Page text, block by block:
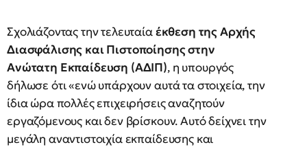
Σχολιάζοντας την τελευταίαέκθεση της Αρχής
Διασφάλισης και Πιστοποίησης στην
Ανώτατη Εκπαίδευση (ΑΔΙΠ), η υπουργός
δήλωσε ότι «ενώ υπάρχουν αυτά τα στοιχεία, την
ίδια ώρα πολλές επιχειρήσεις αναζητούν
εργαζόμενους και δεν βρίσκουν. Αυτό δείχνει την
μεγάλη αναντιστοιχία εκπαίδευσης και